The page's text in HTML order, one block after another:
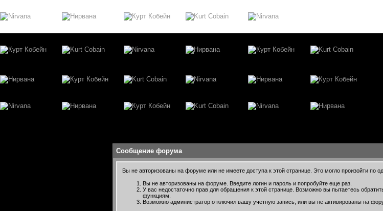
Сообщение форума
Вы не авторизованы на форуме или не имеете доступа к этой странице. Это могло произойти по
Вы не авторизованы на форуме. Введите логин и пароль и попробуйте еще раз.
У вас недостаточно прав для обращения к этой странице. Возможно вы пытаетесь
функциям.
Возможно администратор отключил вашу учетную запись, или вы не активированы на